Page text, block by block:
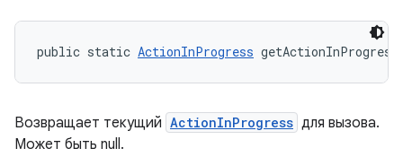
public static ActionInProgress
Возвращает текущий ActionInProgress для вызова.
Может быть null.